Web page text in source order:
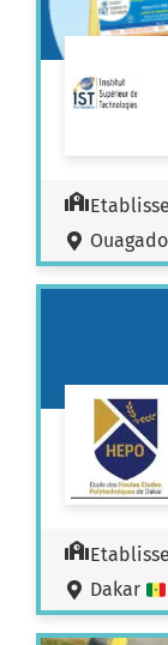
Dakar